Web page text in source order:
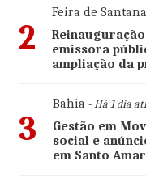
2
Feira de Santana
emissora
ampliação da
3
Bahia- Há 1 dia
Gestão em
social e
em Santo